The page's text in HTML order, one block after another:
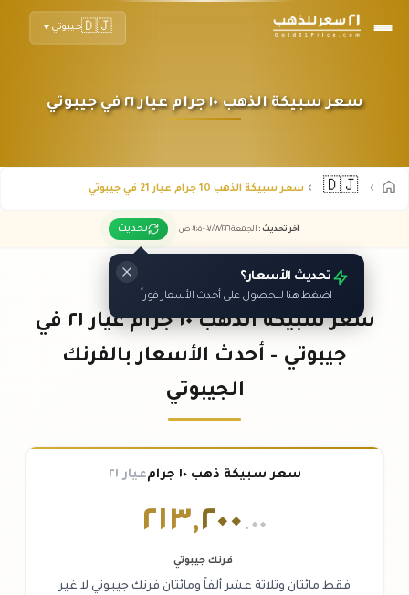
🇩🇯جيبوتي ▼
سعر سبيكة الذهب ١٠ جرام عيار ٢١ في جيبوتي
🇩🇯 سعر سبيكة الذهب 10 جرام عيار 21 في جيبوتي
آخر تحديث : الجمعة ٠٧ /٠٨/٢٠٢٦ - ٠٩:٠٥ ص تحديث
تحديث الأسعار؟
اضغط هنا للحصول على أحدث الأسعار فوراً
سعر سبيكة الذهب ١٠ جرام عيار ٢١ في
جيبوتي - أحدث الأسعار بالفرنك
الجيبوتي
سعر سبيكة ذهب ١٠ جرام عيار ٢١
٢١٣,٢٠٠ .٠٠
فرنك جيبوتي
فقط مائتان وثلاثة عشر ألفاً ومائتان فرنك جيبوتي لا غير